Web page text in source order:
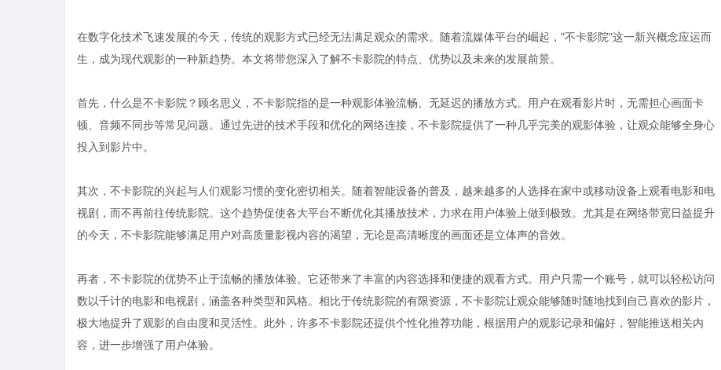
在数字化技术飞速发展的今天，传统的观影方式已经无法满足观众的需求。随着流媒体平台的崛起，"不卡影院"这一新兴概念应运而
生，成为现代观影的一种新趋势。本文将带您深入了解不卡影院的特点、优势以及未来的发展前景。
首先，什么是不卡影院？顾名思义，不卡影院指的是一种观影体验流畅、无延迟的播放方式。用户在观看影片时，无需担心画面卡
顿、音频不同步等常见问题。通过先进的技术手段和优化的网络连接，不卡影院提供了一种几乎完美的观影体验，让观众能够全身心
投入到影片中。
其次，不卡影院的兴起与人们观影习惯的变化密切相关。随着智能设备的普及，越来越多的人选择在家中或移动设备上观看电影和电
视剧，而不再前往传统影院。这个趋势促使各大平台不断优化其播放技术，力求在用户体验上做到极致。尤其是在网络带宽日益提升
的今天，不卡影院能够满足用户对高质量影视内容的渴望，无论是高清晰度的画面还是立体声的音效。
再者，不卡影院的优势不止于流畅的播放体验。它还带来了丰富的内容选择和便捷的观看方式。用户只需一个账号，就可以轻松访问
数以千计的电影和电视剧，涵盖各种类型和风格。相比于传统影院的有限资源，不卡影院让观众能够随时随地找到自己喜欢的影片，
极大地提升了观影的自由度和灵活性。此外，许多不卡影院还提供个性化推荐功能，根据用户的观影记录和偏好，智能推送相关内
容，进一步增强了用户体验。